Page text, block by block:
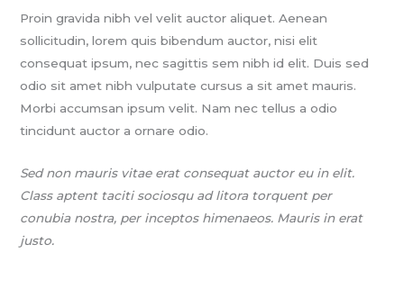
Proin gravida nibh vel velit auctor aliquet. Aenean
sollicitudin, lorem quis bibendum auctor, nisi elit
consequat ipsum, nec sagittis sem nibh id elit. Duis sed
odio sit amet nibh vulputate cursus a sit amet mauris.
Morbi accumsan ipsum velit. Nam nec tellus a odio
tincidunt auctor a ornare odio.
Sed non mauris vitae erat consequat auctor eu in elit.
Class aptent taciti sociosqu ad litora torquent per
conubia nostra, per inceptos himenaeos. Mauris in erat
justo.